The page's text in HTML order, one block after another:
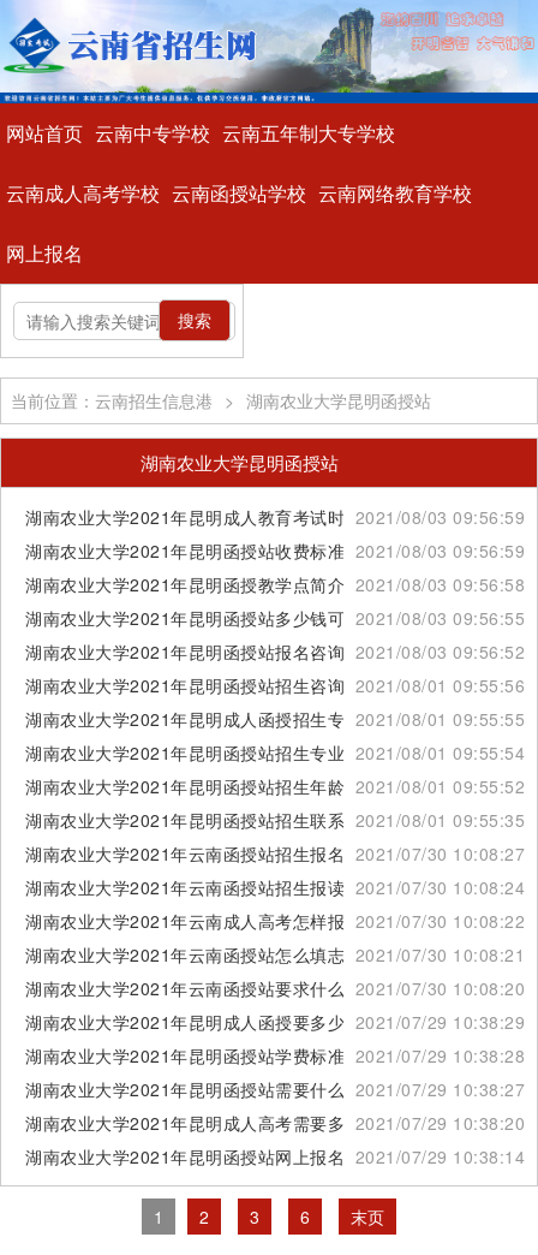
网站首页 云南中专学校 云南五年制大专学校
云南成人高考学校 云南函授站学校 云南网络教育学校
网上报名
当前位置：云南招生信息港 > 湖南农业大学昆明函授站
湖南农业大学昆明函授站
湖南农业大学2021年昆明成人教育考试时间2021/08/03 09:56:59
湖南农业大学2021年昆明函授站收费标准是多少2021/08/03 09:56:59
湖南农业大学2021年昆明函授教学点简介 2021/08/03 09:56:58
湖南农业大学2021年昆明函授站多少钱可以读2021/08/03 09:56:55
湖南农业大学2021年昆明函授站报名咨询方式2021/08/03 09:56:52
湖南农业大学2021年昆明函授站招生咨询电话2021/08/01 09:55:56
湖南农业大学2021年昆明成人函授招生专业设置2021/08/01 09:55:55
湖南农业大学2021年昆明函授站招生专业计划2021/08/01 09:55:54
湖南农业大学2021年昆明函授站招生年龄要求2021/08/01 09:55:52
湖南农业大学2021年昆明函授站招生联系方式2021/08/01 09:55:35
湖南农业大学2021年云南函授站招生报名电话2021/07/30 10:08:27
湖南农业大学2021年云南函授站招生报读条件2021/07/30 10:08:24
湖南农业大学2021年云南成人高考怎样报名2021/07/30 10:08:22
湖南农业大学2021年云南函授站怎么填志愿2021/07/30 10:08:21
湖南农业大学2021年云南函授站要求什么条件2021/07/30 10:08:20
湖南农业大学2021年昆明成人函授要多少钱2021/07/29 10:38:29
湖南农业大学2021年昆明函授站学费标准是多少2021/07/29 10:38:28
湖南农业大学2021年昆明函授站需要什么手续2021/07/29 10:38:27
湖南农业大学2021年昆明成人高考需要多少分2021/07/29 10:38:20
湖南农业大学2021年昆明函授站网上报名流程2021/07/29 10:38:14
1 2 3 6 末页